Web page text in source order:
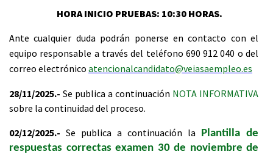
HORA INICIO PRUEBAS: 10:30 HORAS.
Ante cualquier duda podrán ponerse en contacto con el
equipo responsable a través del teléfono 690 912 040 o del
correo electrónico atencionalcandidato@veiasaempleo.es
28/11/2025.- Se publica a continuación NOTA INFORMATIVA
sobre la continuidad del proceso.
02/12/2025.- Se publica a continuación la Plantilla de
respuestas correctas examen 30 de noviembre de